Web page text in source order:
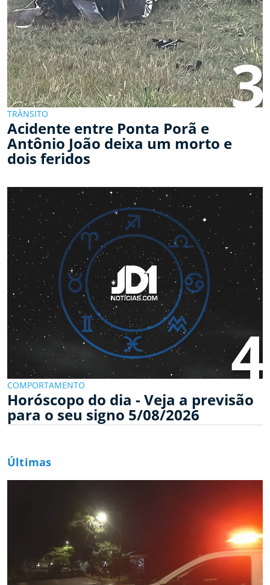
3
TRÂNSITO
Acidente entre Ponta Porã e
Antônio João deixa um morto e
dois feridos
4
COMPORTAMENTO
Horóscopo do dia - Veja a previsão
para o seu signo 5/08/2026
Últimas